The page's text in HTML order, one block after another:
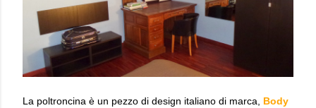
La poltroncina è un pezzo di design italiano di marca, Body